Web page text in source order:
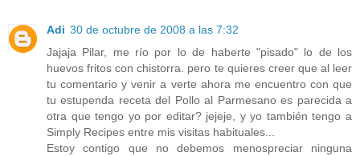
Adi 30 de octubre de 2008 a las 7:32
Jajaja Pilar, me río por lo de haberte "pisado" lo de los
huevos fritos con chistorra. pero te quieres creer que al leer
tu comentario y venir a verte ahora me encuentro con que
tu estupenda receta del Pollo al Parmesano es parecida a
otra que tengo yo por editar? jejeje, y yo también tengo a
Simply Recipes entre mis visitas habituales...
Estoy contigo que no debemos menospreciar ninguna